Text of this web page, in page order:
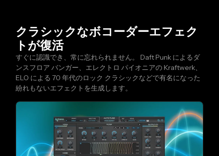
クラシックなボコーダーエフェク
トが復活
すぐに認識でき、常に忘れられません。 Daft Punk によるダ
ンスフロア バンガー、エレクトロ パイオニアの Kraftwerk、
ELO による 70 年代のロック クラシックなどで有名になった
紛れもないエフェクトを生成します。